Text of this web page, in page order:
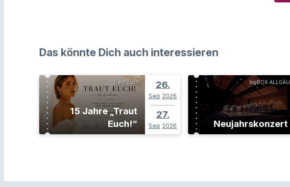
Das könnte Dich auch interessieren
Traut Euch!
15 Jahre „Traut
Euch!“
26.
Sep 2026
27.
Sep 2026
bigBOX ALLGÄU
Neujahrskonzert